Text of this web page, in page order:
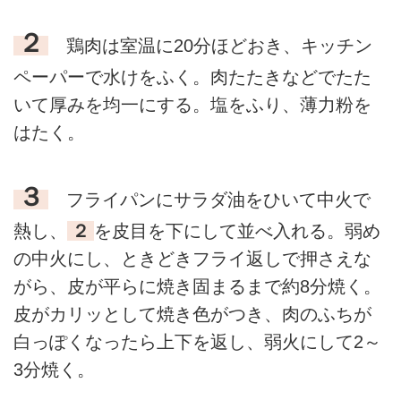
２
鶏肉は室温に20分ほどおき、キッチン
ペーパーで水けをふく。肉たたきなどでたた
いて厚みを均一にする。塩をふり、薄力粉を
はたく。
３
フライパンにサラダ油をひいて中火で
熱し、
２ を皮目を下にして並べ入れる。弱め
の中火にし、ときどきフライ返しで押さえな
がら、皮が平らに焼き固まるまで約8分焼く。
皮がカリッとして焼き色がつき、肉のふちが
白っぽくなったら上下を返し、弱火にして2～
3分焼く。